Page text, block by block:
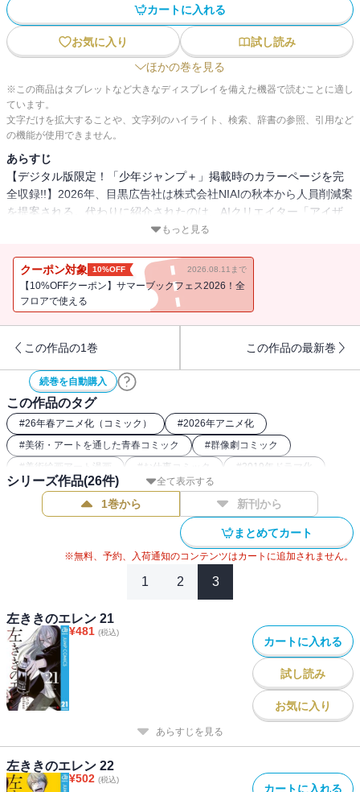
カートに入れる
お気に入り
試し読み
ほかの巻を見る
※この商品はタブレットなど大きなディスプレイを備えた機器で読むことに適し
ています。
文字だけを拡大することや、文字列のハイライト、検索、辞書の参照、引用など
の機能が使用できません。
あらすじ
【デジタル版限定！「少年ジャンプ＋」掲載時のカラーページを完
全収録!!】2026年、目黒広告社は株式会社NIAIの秋本から人員削減案
を提案される。代わりに紹介されたのは、AIクリエイター「アイザ
ック」。膨大な案を数秒で出し、柳一の仕事すら再現してしまうそ
けない」と宣言した光一は人間vsAIの広告コンペ対決に挑むことに
なり…!?
もっと見る
クーポン対象 10%OFF 2026.08.11まで
【10%OFFクーポン】サマーブックフェス2026！全
フロアで使える
この作品の1巻 この作品の最新巻
続巻を自動購入
この作品のタグ
#26年春アニメ化（コミック） #2026年アニメ化
#美術・アートを通した青春コミック #群像劇コミック
# 美術絵画アート漫画 # お仕事コミック #2019年ドラマ化
全て表示する
シリーズ作品(26件)
1巻から 新刊から
まとめてカート
※無料、予約、入荷通知のコンテンツはカートに追加されません。
1 2 3
左ききのエレン 21
¥481 (税込)
カートに入れる
試し読み
お気に入り
あらすじを見る
左ききのエレン 22
¥502 (税込)
カートに入れる